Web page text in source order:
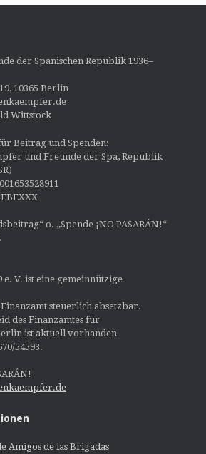
der Spanischen Republik 1936–
10365 Berlin
Wittstock
Beitrag und Spenden:
und Freunde der Spa, Republik
o. „Spende ¡NO PASARÁN!“
e. V. ist eine gemeinnützige
steuerlich absetzbar.
des Finanzamtes für
ist aktuell vorhanden
54593.
Amigos de las Brigadas